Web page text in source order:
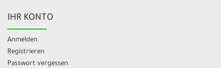
IHR KONTO
Anmelden
Registrieren
Passwort vergessen